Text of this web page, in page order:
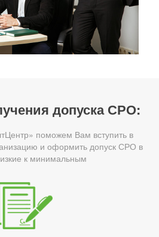
допуска СРО:
поможем Вам вступить в
и оформить допуск СРО в
к минимальным